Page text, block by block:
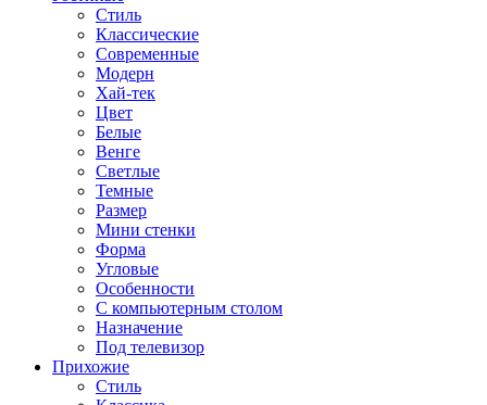
Стиль
Классические
Современные
Модерн
Хай-тек
Цвет
Белые
Венге
Светлые
Темные
Размер
Мини стенки
Форма
Угловые
Особенности
С компьютерным столом
Назначение
Под телевизор
Прихожие
Стиль